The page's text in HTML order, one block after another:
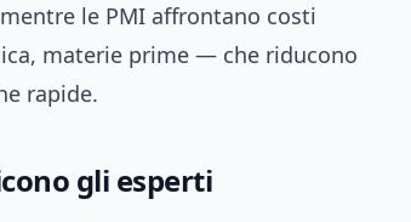
le PMI affrontano costi
materie prime — che riducono
rapide.
gli esperti